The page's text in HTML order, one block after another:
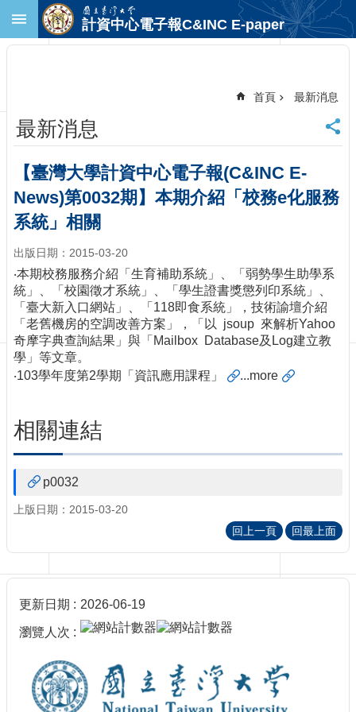
跳到主要內容區塊
首
頁
臺
大
首
頁
中
首
頁
聯
絡
資
訊
訂
消
網
導
覽
新
關
於
計資中心電子報C&INC E-paper
首頁 最新消息
最新消息
【臺灣大學計資中心電子報(C&INC E-
News)第0032期】本期介紹「校務e化服務
系統」相關
出版日期：2015-03-20
‧本期校務服務介紹「生育補助系統」、「弱勢學生助學系
統」、「校園徵才系統」、「學生證書獎懲列印系統」、
「臺大新入口網站」、「118即食系統」，技術諭壇介紹
「老舊機房的空調改善方案」，「以 jsoup 來解析Yahoo
奇摩字典查詢結果」與「Mailbox Database及Log建立教
學」等文章。
‧103學年度第2學期「資訊應用課程」 ...more
相關連結
p0032
上版日期：2015-03-20
回上一頁
回最上面
更新日期 2026-06-19
瀏覽人次